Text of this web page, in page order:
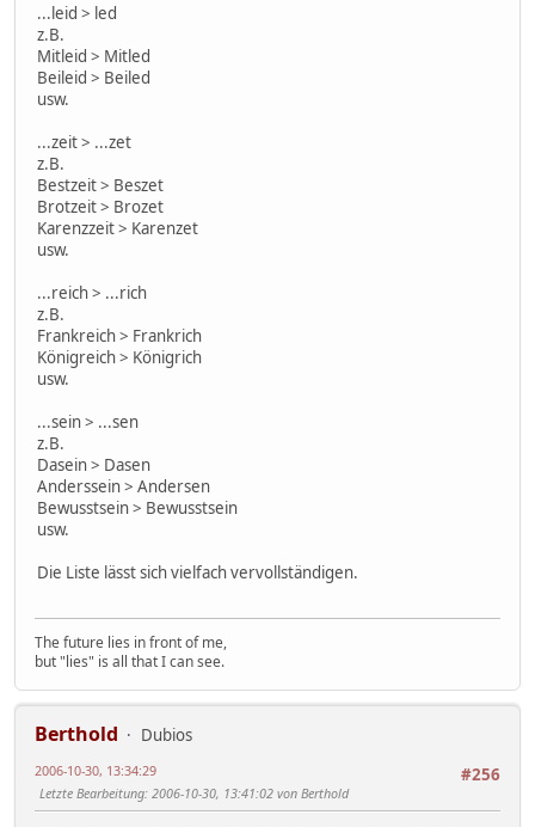
...leid > led
z.B.
Mitleid > Mitled
Beileid > Beiled
usw.
...zeit > ...zet
z.B.
Bestzeit > Beszet
Brotzeit > Brozet
Karenzzeit > Karenzet
usw.
...reich > ...rich
z.B.
Frankreich > Frankrich
Königreich > Königrich
usw.
...sein > ...sen
z.B.
Dasein > Dasen
Anderssein > Andersen
Bewusstsein > Bewusstsein
usw.
Die Liste lässt sich vielfach vervollständigen.
The future lies in front of me,
but "lies" is all that I can see.
Berthold
Dubios
#256
2006-10-30, 13:34:29
Letzte Bearbeitung: 2006-10-30, 13:41:02 von Berthold